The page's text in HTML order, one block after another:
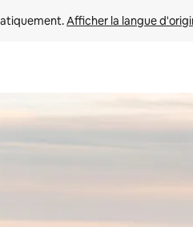
Afficher la langue